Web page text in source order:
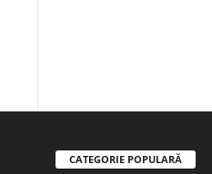
CATEGORIE POPULARĂ